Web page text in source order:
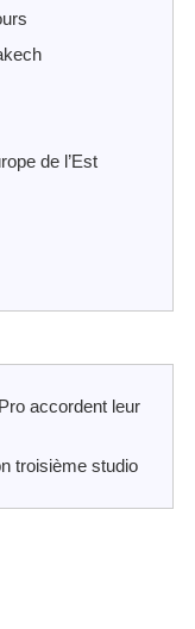
de l’Est
accordent leur
troisième studio